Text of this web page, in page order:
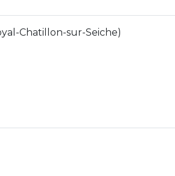
Chatillon-sur-Seiche)